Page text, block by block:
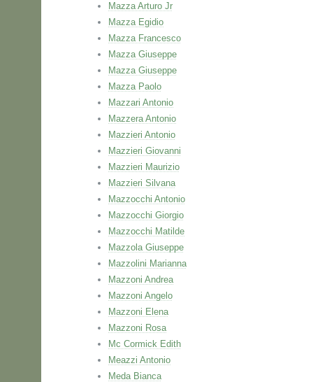
Mazza Arturo Jr
Mazza Egidio
Mazza Francesco
Mazza Giuseppe
Mazza Giuseppe
Mazza Paolo
Mazzari Antonio
Mazzera Antonio
Mazzieri Antonio
Mazzieri Giovanni
Mazzieri Maurizio
Mazzieri Silvana
Mazzocchi Antonio
Mazzocchi Giorgio
Mazzocchi Matilde
Mazzola Giuseppe
Mazzolini Marianna
Mazzoni Andrea
Mazzoni Angelo
Mazzoni Elena
Mazzoni Rosa
Mc Cormick Edith
Meazzi Antonio
Meda Bianca